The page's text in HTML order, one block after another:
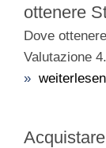
ottenere
Dove
Valutazione
» weiterlesen